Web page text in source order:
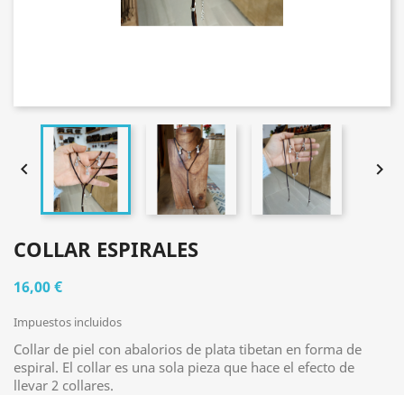
 
COLLAR ESPIRALES
16,00 €
Impuestos incluidos
Collar de piel con abalorios de plata tibetan en forma de
espiral. El collar es una sola pieza que hace el efecto de
llevar 2 collares.